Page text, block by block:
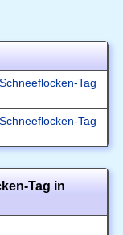
Tag
Tag
Tag in